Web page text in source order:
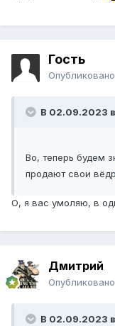
Гость
Опубликовано
В 02.09.2023
Во, теперь будем
продают свои
О, я вас умоляю, в
Дмитрий
Опубликовано
В 02.09.2023